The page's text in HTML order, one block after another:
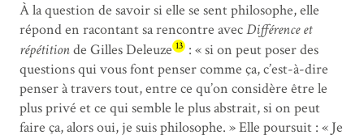
À la question de savoir si elle se sent philosophe, elle
répond en racontant sa rencontre avecDifférence et
répétitionde Gilles Deleuze 13 : « si on peut poser des
questions qui vous font penser comme ça, c’est-à-dire
penser à travers tout, entre ce qu’on considère être le
plus privé et ce qui semble le plus abstrait, si on peut
faire ça, alors oui, je suis philosophe. » Elle poursuit : « Je